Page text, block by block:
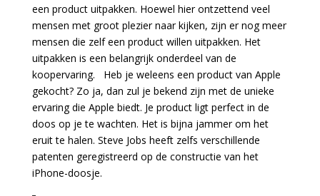
een product uitpakken. Hoewel hier ontzettend veel
mensen met groot plezier naar kijken, zijn er nog meer
mensen die zelf een product willen uitpakken. Het
uitpakken is een belangrijk onderdeel van de
koopervaring.
Heb je weleens een product van Apple
gekocht? Zo ja, dan zul je bekend zijn met de unieke
ervaring die Apple biedt. Je product ligt perfect in de
doos op je te wachten. Het is bijna jammer om het
eruit te halen. Steve Jobs heeft zelfs verschillende
patenten geregistreerd op de constructie van het
iPhone-doosje.